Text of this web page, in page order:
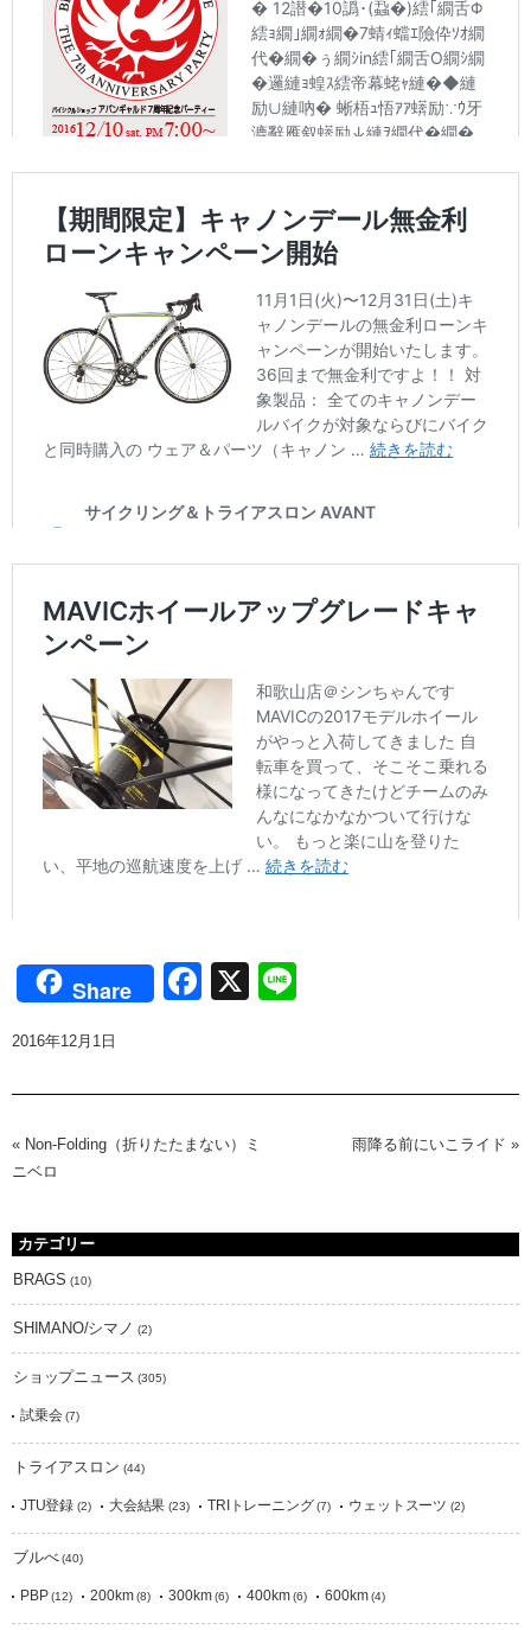
Share Facebook
X
2016年12月1日
« Non-Folding（折りたたまない）ミ
ニベロ
雨降る前にいこライド »
カテゴリー
BRAGS (10)
SHIMANO/シマノ (2)
ショップニュース (305)
試乗会(7)
トライアスロン (44)
JTU登録 (2) 大会結果 (23) TRIトレーニング (7) ウェットスーツ (2)
ブルべ(40)
PBP(12) 200km(8) 300km(6) 400km(6) 600km(4)